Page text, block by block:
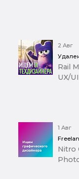
2 Авг
Rail
UX/
1 Авг
Nitro